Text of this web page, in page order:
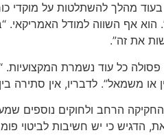
מהלך להשתלטות על מוקדי
הוא אף השווה למודל
את זה”.
פסולה כל עוד נשמרת
או משמאל”. לדבריו, אין סתירה
הדגיש כי יש חשיבות לביטוי